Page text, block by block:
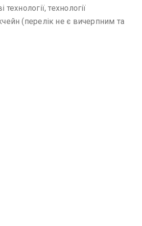
технології, технології
(перелік не є вичерпним та